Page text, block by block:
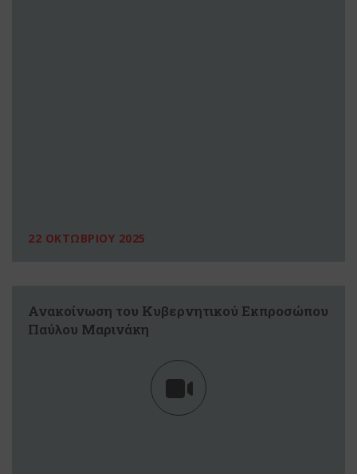
22 ΟΚΤΩΒΡΙΟΥ 2025
Ανακοίνωση του Κυβερνητικού Εκπροσώπου
Παύλου Μαρινάκη